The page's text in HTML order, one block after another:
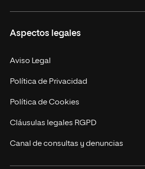
Doctorados
Experto Universitario
Postgrados
Cursos Universitarios
Facultades
Nuestro Equipo
Trabaja en UNIR
Actualidad
UNIR Revista
Eventos
Aspectos legales
Aviso Legal
Política de Privacidad
Política de Cookies
Cláusulas legales RGPD
Canal de consultas y denuncias